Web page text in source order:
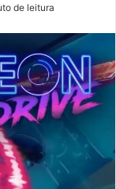
de leitura